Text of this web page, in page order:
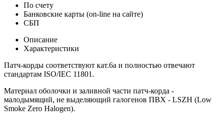
По счету
Банковские карты (on-line на сайте)
СБП
Описание
Характеристики
Патч-корды соответствуют кат.6a и полностью отвечают
стандартам ISO/IEC 11801.
Материал оболочки и заливной части патч-корда -
малодымящий, не выделяющий галогенов ПВХ - LSZH (Low
Smoke Zero Halogen).